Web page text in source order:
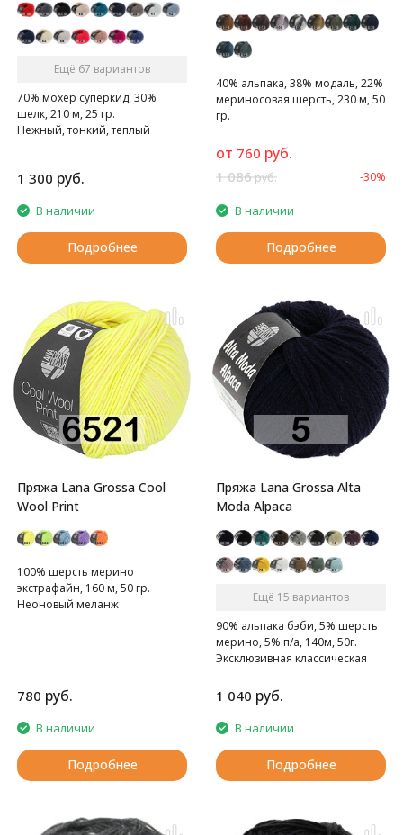
Ещё 67 вариантов
70% мохер суперкид, 30%
шелк, 210 м, 25 гр.
Нежный, тонкий, теплый
1 300 руб.
В наличии
Подробнее
40% альпака, 38% модаль, 22%
мериносовая шерсть, 230 м, 50
гр.
от 760 руб.
1 086руб. -30%
В наличии
Подробнее
Пряжа Lana Grossa Cool
Wool Print
100% шерсть мерино
экстрафайн, 160 м, 50 гр.
Неоновый меланж
780 руб.
В наличии
Подробнее
Пряжа Lana Grossa Alta
Moda Alpaca
Ещё 15 вариантов
90% альпака бэби, 5% шерсть
мерино, 5% п/а, 140м, 50г.
Эксклюзивная классическая
шнурка
1 040 руб.
В наличии
Подробнее